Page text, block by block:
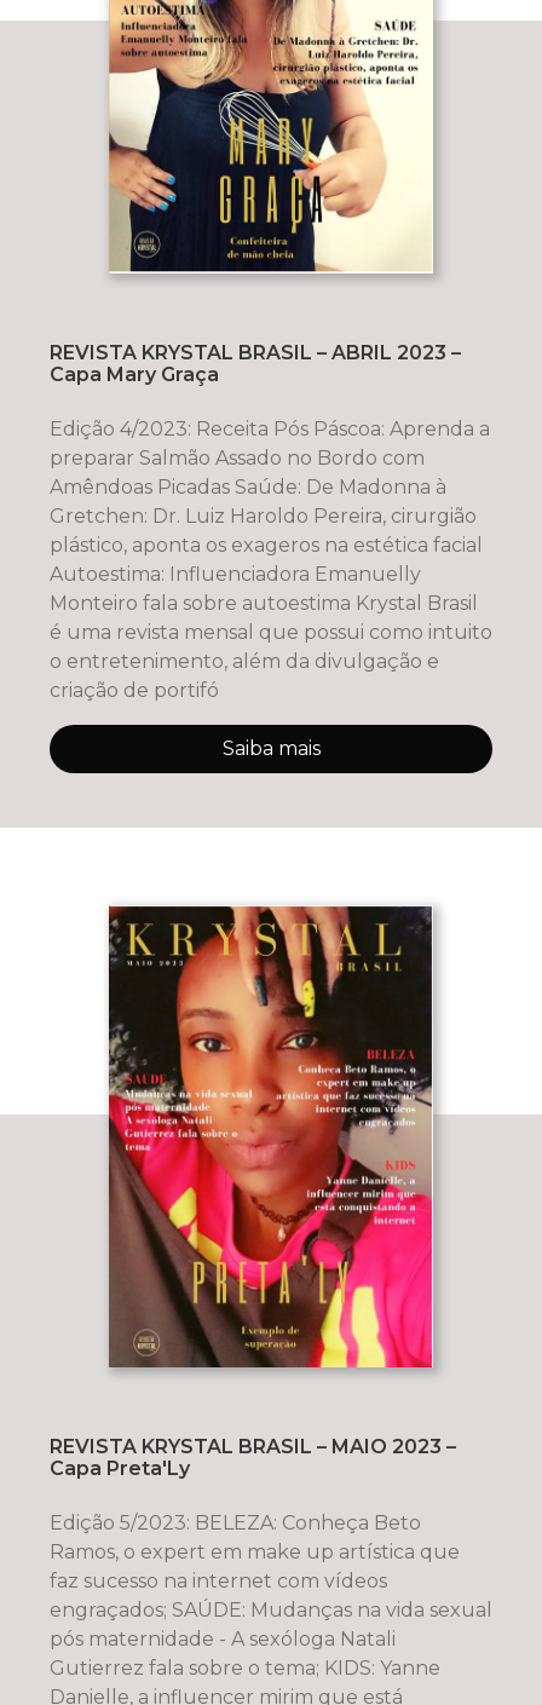
REVISTA KRYSTAL BRASIL – ABRIL 2023 –
Capa Mary Graça
Edição 4/2023: Receita Pós Páscoa: Aprenda a
preparar Salmão Assado no Bordo com
Amêndoas Picadas Saúde: De Madonna à
Gretchen: Dr. Luiz Haroldo Pereira, cirurgião
plástico, aponta os exageros na estética facial
Autoestima: Influenciadora Emanuelly
Monteiro fala sobre autoestima Krystal Brasil
é uma revista mensal que possui como intuito
o entretenimento, além da divulgação e
criação de portifó
Saiba mais
REVISTA KRYSTAL BRASIL – MAIO 2023 –
Capa Preta'Ly
Edição 5/2023: BELEZA: Conheça Beto
Ramos, o expert em make up artística que
faz sucesso na internet com vídeos
engraçados; SAÚDE: Mudanças na vida sexual
pós maternidade - A sexóloga Natali
Gutierrez fala sobre o tema; KIDS: Yanne
Danielle, a influencer mirim que está